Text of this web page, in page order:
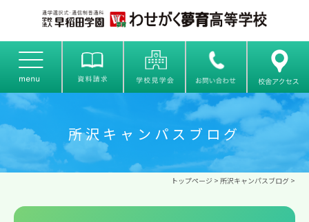
所沢キャンパスブログ
トップページ > 所沢キャンパスブログ >